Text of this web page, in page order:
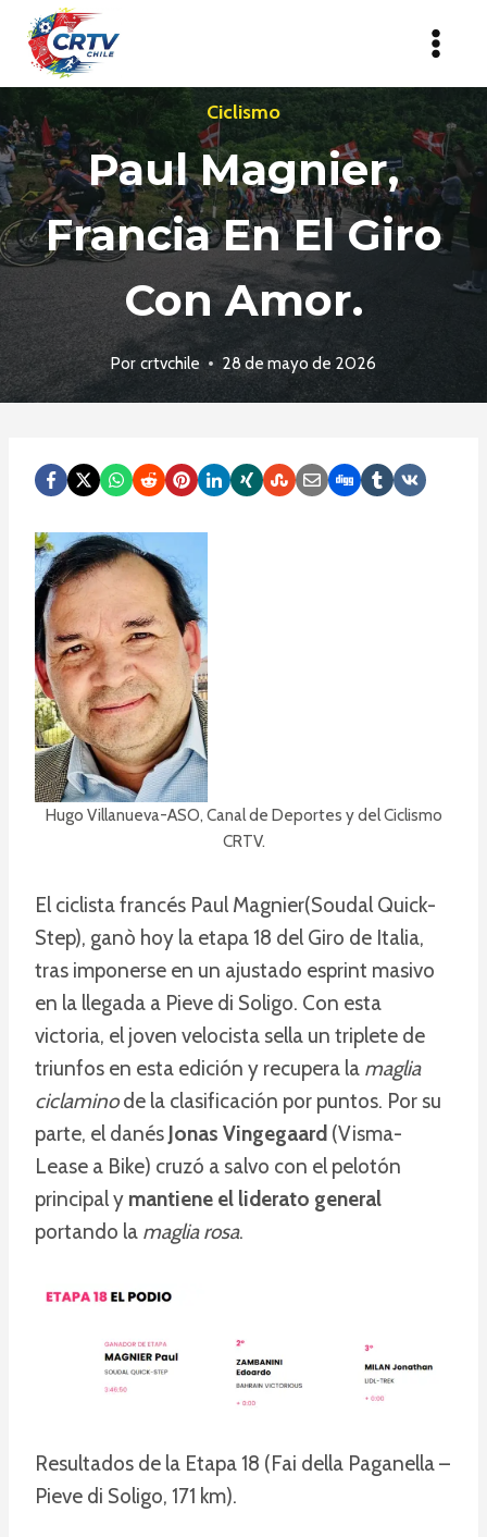
Saltar
contenido
Ciclismo
Paul Magnier,
Francia En El Giro
Con Amor.
Por crtvchile 28 de mayo de 2026
Hugo Villanueva-ASO, Canal de Deportes y del Ciclismo
CRTV.
El ciclista francés Paul Magnier(Soudal Quick-
Step), ganò hoy la etapa 18 del Giro de Italia,
tras imponerse en un ajustado esprint masivo
en la llegada a Pieve di Soligo. Con esta
victoria, el joven velocista sella un triplete de
triunfos en esta edición y recupera la maglia
ciclaminode la clasificación por puntos. Por su
parte, el danés Jonas Vingegaard (Visma-
Lease a Bike) cruzó a salvo con el pelotón
principal y mantiene el liderato general
portando la maglia rosa.
Resultados de la Etapa 18 (Fai della Paganella –
Pieve di Soligo, 171 km).